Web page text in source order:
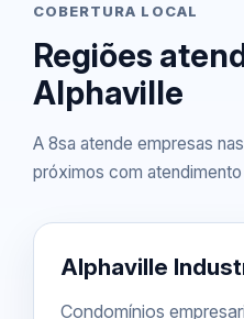
COBERTURA LOCAL
Regiões
Alphaville
A 8sa atende empresas
próximos com
Alphaville
Condomínios